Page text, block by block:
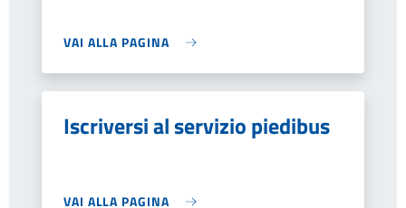
VAI ALLA PAGINA
Iscriversi al servizio piedibus
VAI ALLA PAGINA